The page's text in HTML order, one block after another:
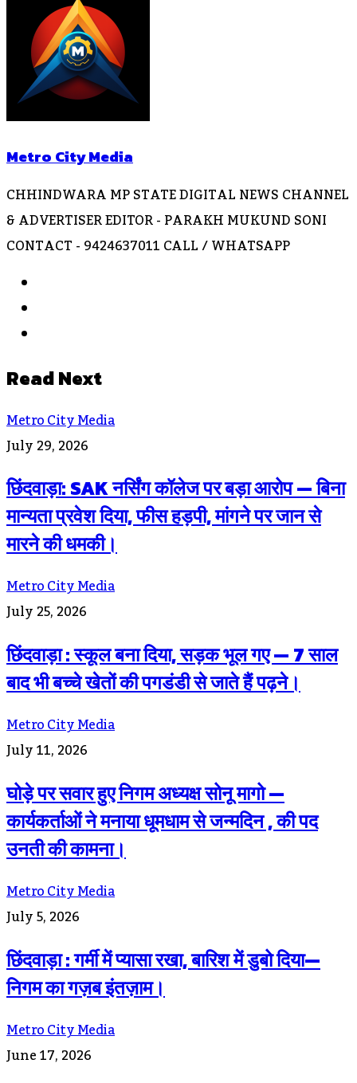
Metro City Media
CHHINDWARA MP STATE DIGITAL NEWS CHANNEL
& ADVERTISER EDITOR - PARAKH MUKUND SONI
CONTACT - 9424637011 CALL / WHATSAPP
Read Next
Metro City Media
July 29, 2026
छिंदवाड़ा: SAK नर्सिंग कॉलेज पर बड़ा आरोप — बिना
मान्यता प्रवेश दिया, फीस हड़पी, मांगने पर जान से
मारने की धमकी।
Metro City Media
July 25, 2026
छिंदवाड़ा : स्कूल बना दिया, सड़क भूल गए — 7 साल
बाद भी बच्चे खेतों की पगडंडी से जाते हैं पढ़ने।
Metro City Media
July 11, 2026
घोड़े पर सवार हुए निगम अध्यक्ष सोनू मागो —
कार्यकर्ताओं ने मनाया धूमधाम से जन्मदिन , की पद
उनती की कामना।
Metro City Media
July 5, 2026
छिंदवाड़ा : गर्मी में प्यासा रखा, बारिश में डुबो दिया—
निगम का गज़ब इंतज़ाम।
Metro City Media
June 17, 2026